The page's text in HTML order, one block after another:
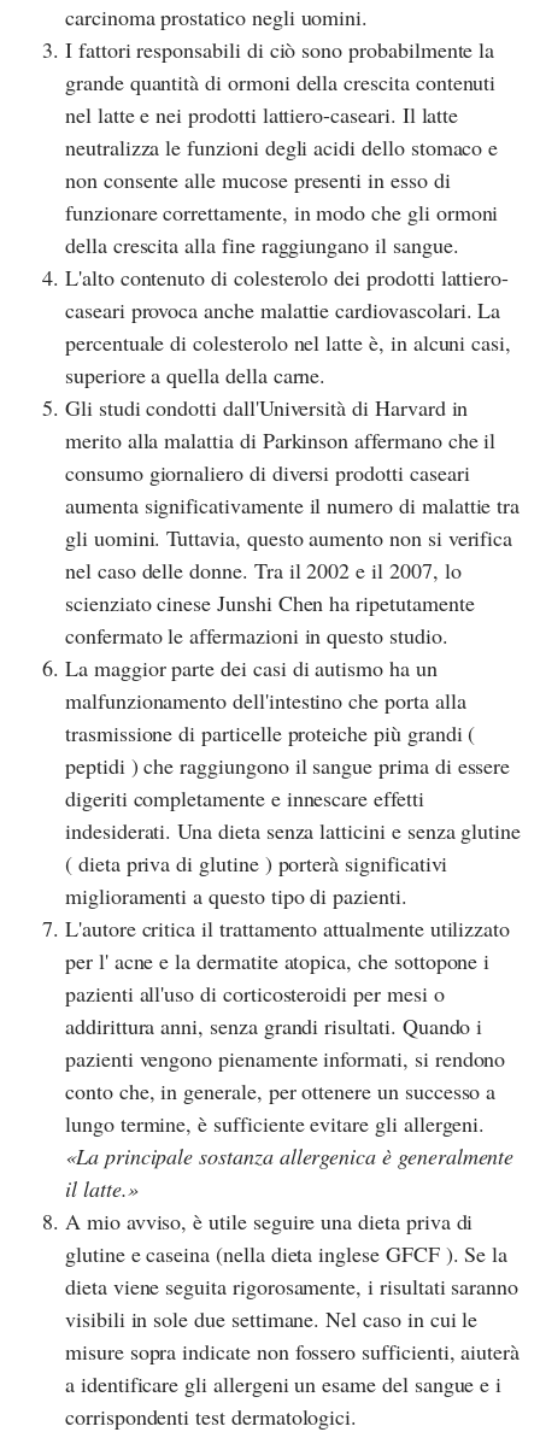
carcinoma prostatico negli uomini.
I fattori responsabili di ciò sono probabilmente la
grande quantità di ormoni della crescita contenuti
nel latte e nei prodotti lattiero-caseari. Il latte
neutralizza le funzioni degli acidi dello stomaco e
non consente alle mucose presenti in esso di
funzionare correttamente, in modo che gli ormoni
della crescita alla fine raggiungano il sangue.
L'alto contenuto di colesterolo dei prodotti lattiero-
caseari provoca anche malattie cardiovascolari. La
percentuale di colesterolo nel latte è, in alcuni casi,
superiore a quella della carne.
Gli studi condotti dall'Università di Harvard in
merito alla malattia di Parkinson affermano che il
consumo giornaliero di diversi prodotti caseari
aumenta significativamente il numero di malattie tra
gli uomini. Tuttavia, questo aumento non si verifica
nel caso delle donne. Tra il 2002 e il 2007, lo
scienziato cineseJunshi Chen ha ripetutamente
confermato le affermazioni in questo studio.
La maggior parte dei casi di autismo ha un
malfunzionamento dell'intestino che porta alla
trasmissione di particelle proteiche più grandi (
peptidi ) che raggiungono il sangue prima di essere
digeriti completamente e innescare effetti
indesiderati. Una dieta senza latticini e senza glutine
( dieta priva di glutine ) porterà significativi
miglioramenti a questo tipo di pazienti.
L'autore critica il trattamento attualmente utilizzato
per l' acne e la dermatite atopica, che sottopone i
pazienti all'uso di corticosteroidi per mesi o
addirittura anni, senza grandi risultati. Quando i
pazienti vengono pienamente informati, si rendono
conto che, in generale, per ottenere un successo a
lungo termine, è sufficiente evitare gli allergeni.
La principale sostanza allergenica è generalmente
il latte.
A mio avviso, è utile seguire una dieta priva di
glutine e caseina (nella dieta inglese GFCF ). Se la
dieta viene seguita rigorosamente, i risultati saranno
visibili in sole due settimane. Nel caso in cui le
misure sopra indicate non fossero sufficienti, aiuterà
a identificare gli allergeni un esame del sangue e i
corrispondenti test dermatologici.